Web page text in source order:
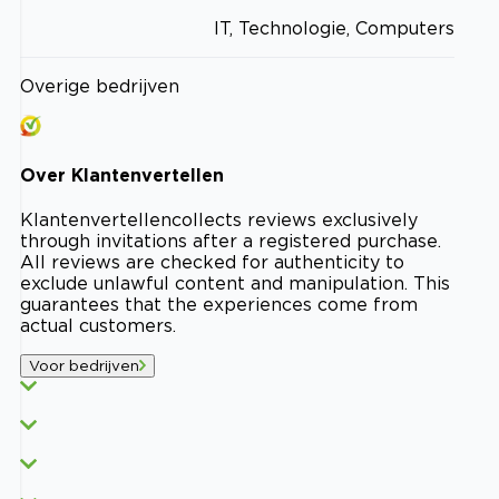
IT, Technologie, Computers
Overige bedrijven
Over Klantenvertellen
Klantenvertellencollects reviews exclusively
through invitations after a registered purchase.
All reviews are checked for authenticity to
exclude unlawful content and manipulation. This
guarantees that the experiences come from
actual customers.
Voor bedrijven